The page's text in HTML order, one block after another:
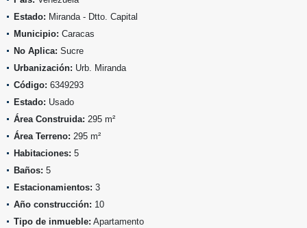
Estado: Miranda - Dtto. Capital
Municipio: Caracas
No Aplica: Sucre
Urbanización: Urb. Miranda
Código: 6349293
Estado: Usado
Área Construida: 295 m²
Área Terreno: 295 m²
Habitaciones: 5
Baños: 5
Estacionamientos: 3
Año construcción: 10
Tipo de inmueble: Apartamento